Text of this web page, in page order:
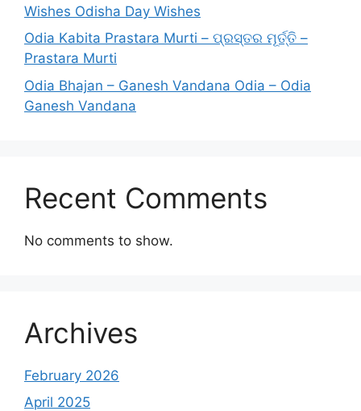
Wishes Odisha Day Wishes
Odia Kabita Prastara Murti – ପ୍ରସ୍ତର ମୂର୍ତ୍ତି –
Prastara Murti
Odia Bhajan – Ganesh Vandana Odia – Odia
Ganesh Vandana
Recent Comments
No comments to show.
Archives
February 2026
April 2025